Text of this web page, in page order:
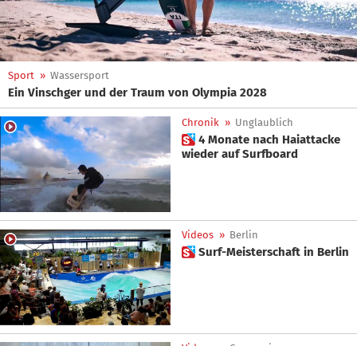
Sport » Wassersport
Ein Vinschger und der Traum von Olympia 2028
Chronik » Unglaublich
 4 Monate nach Haiattacke
wieder auf Surfboard
Videos » Berlin
 Surf-Meisterschaft in Berlin